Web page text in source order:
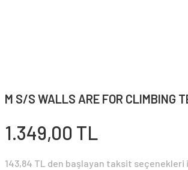
M S/S WALLS ARE FOR CLIMBING
1.349,00 TL
143,84 TL den başlayan taksit seçenekleri